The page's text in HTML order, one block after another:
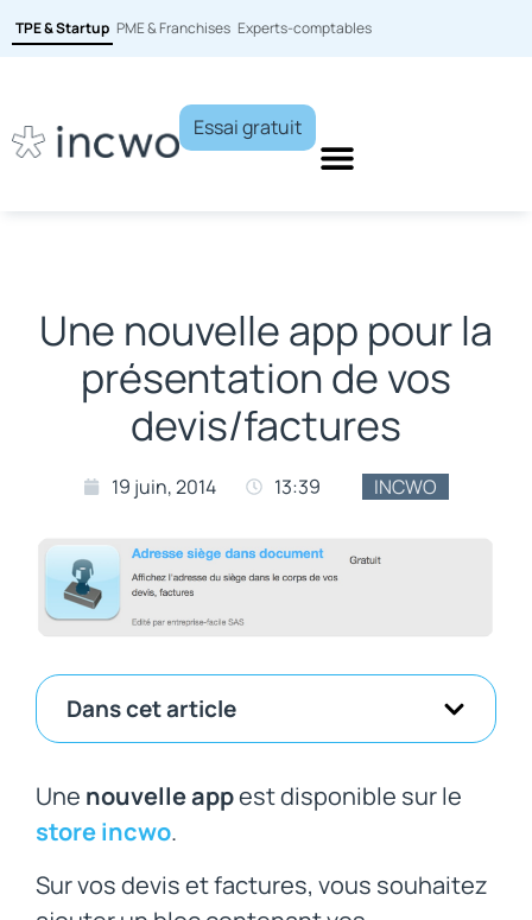
TPE & Startup PME & Franchises Experts-comptables
Essai gratuit
Une nouvelle app pour la
présentation de vos
devis/factures
19 juin, 2014 13:39 INCWO
Dans cet article
Une nouvelle appest disponible sur le
store incwo.
Sur vos devis et factures, vous souhaitez